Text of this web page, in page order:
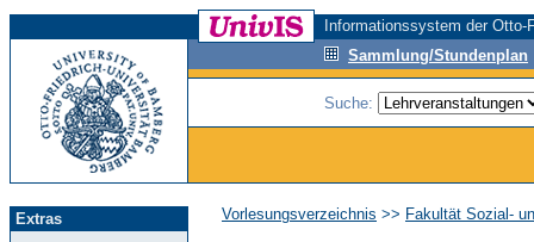
Informationssystem der
Sammlung/Stundenplan
Suche:
Extras Vorlesungsverzeichnis >> Fakultät Sozial-